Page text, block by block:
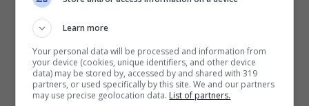
18,5 pollici (47 cm) nel suo punto più largo,
riesce proprio perfettamente a far entrare un
pilota. Per questo motivo non solo è stata
chiamata Razor Blade, lama di rasoio, ma è
anche considerata l’auto da corsa più stretta
Learn more
Your personal data will be processed and information from
your device (cookies, unique identifiers, and other device
data) may be stored by, accessed by and shared with 319
partners, or used specifically by this site. We and our partners
may use precise geolocation data. List of partners.